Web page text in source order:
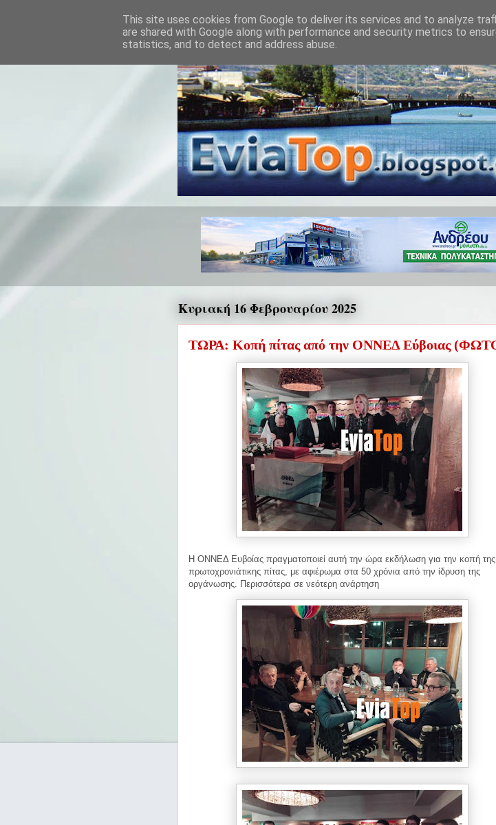
Κυριακή 16 Φεβρουαρίου 2025
ΤΩΡΑ: Κοπή πίτας από την ΟΝΝΕΔ Εύβοιας
Η ΟΝΝΕΔ Ευβοίας πραγματοποιεί αυτή την ώρα εκδήλωση για την κοπή της
πρωτοχρονιάτικης πίτας, με αφιέρωμα στα 50 χρόνια από την ίδρυση της
οργάνωσης. Περισσότερα σε νεότερη ανάρτηση
This site uses cookies from Google to deliver its services and to analyze
are shared with Google along with performance and security metrics to
statistics, and to detect and address abuse.